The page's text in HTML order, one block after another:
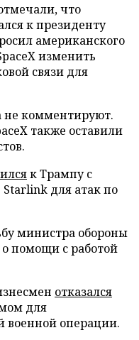
что
к президенту
американского
изменить
связи для
не комментируют.
также оставили
к Трампу с
Starlink для атак по
министра обороны
помощи с работой
отказался
для
военной операции.